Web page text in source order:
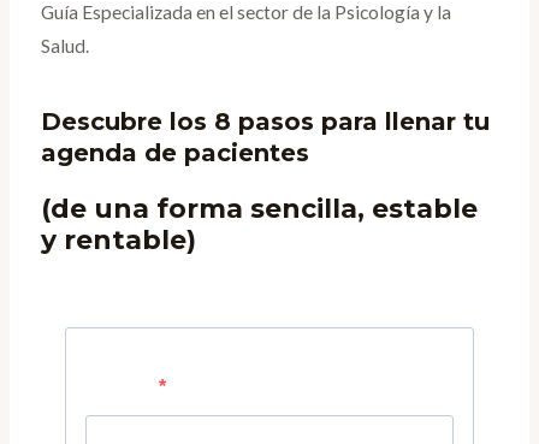
Guía Especializada en el sector de la Psicología y la
Salud.
Descubre los 8 pasos para llenar tu
agenda de pacientes
(de una forma sencilla, estable
y rentable)